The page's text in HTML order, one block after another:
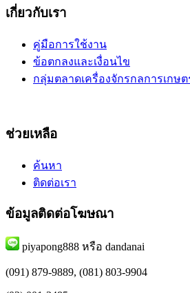
เกี่ยวกับเรา
คู่มือการใช้งาน
ข้อตกลงและเงื่อนไข
กลุ่มตลาดเครื่องจักรกลการเกษต
ช่วยเหลือ
ค้นหา
ติดต่อเรา
ข้อมูลติดต่อโฆษณา
piyapong888 หรือ dandanai
(091) 879-9889, (081) 803-9904